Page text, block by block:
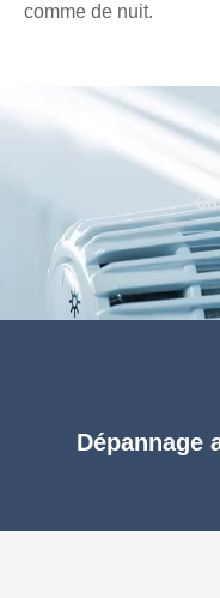
comme de nuit.
Dépannage